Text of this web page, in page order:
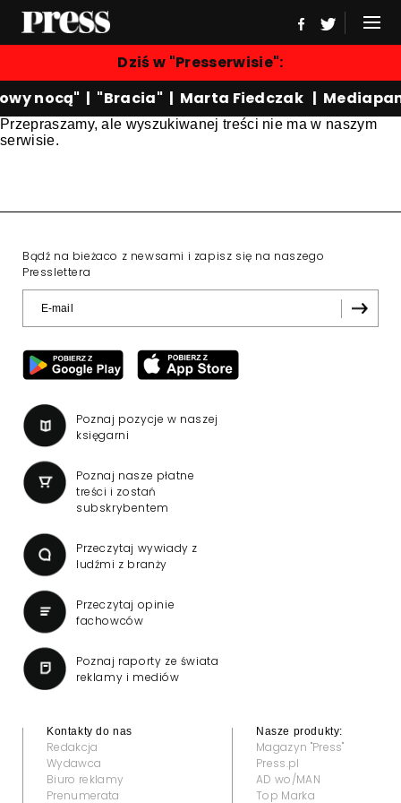
Dziś w "Presserwisie":
nocą" | "Bracia" | Marta Fiedczak |
Przepraszamy, ale wyszukiwanej treści nie ma w naszym
serwisie.
Bądź na bieżaco z newsami i zapisz się na naszego
Presslettera
Poznaj pozycje w naszej
księgarni
Poznaj nasze płatne
treści i zostań
subskrybentem
Przeczytaj wywiady z
ludźmi z branży
Przeczytaj opinie
fachowców
Poznaj raporty ze świata
reklamy i mediów
Kontakty do nas
Redakcja
Wydawca
Biuro reklamy
Prenumerata
Nasze produkty:
Magazyn "Press"
Press.pl
AD wo/MAN
Top Marka